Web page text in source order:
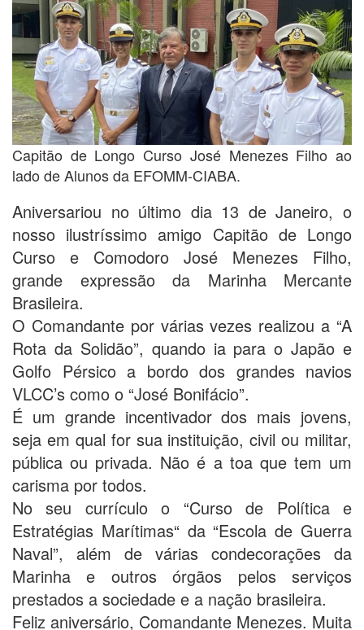
Capitão de Longo Curso José Menezes Filho ao
lado de Alunos da EFOMM-CIABA.
Aniversariou no último dia 13 de Janeiro, o
nosso ilustríssimo amigo Capitão de Longo
Curso e Comodoro José Menezes Filho,
grande expressão da Marinha Mercante
Brasileira.
O Comandante por várias vezes realizou a “A
Rota da Solidão”, quando ia para o Japão e
Golfo Pérsico a bordo dos grandes navios
VLCC’s como o “José Bonifácio”.
É um grande incentivador dos mais jovens,
seja em qual for sua instituição, civil ou militar,
pública ou privada. Não é a toa que tem um
carisma por todos.
No seu currículo o “Curso de Política e
Estratégias Marítimas“ da “Escola de Guerra
Naval”, além de várias condecorações da
Marinha e outros órgãos pelos serviços
prestados a sociedade e a nação brasileira.
Feliz aniversário, Comandante Menezes. Muita